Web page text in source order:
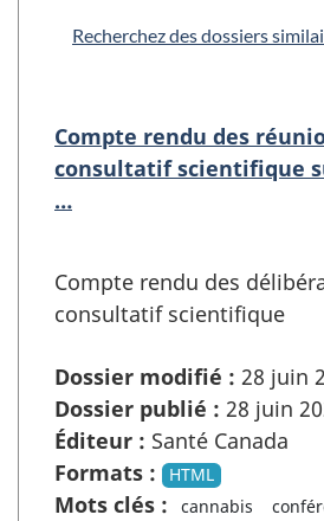
Recherchez des dossiers
Compte rendu des
consultatif scientifique
…
Compte rendu des
consultatif scientifique
Dossier modifié : 28 juin
Dossier publié : 28 juin
Éditeur : Santé Canada
Formats :
HTML
Mots clés : cannabis